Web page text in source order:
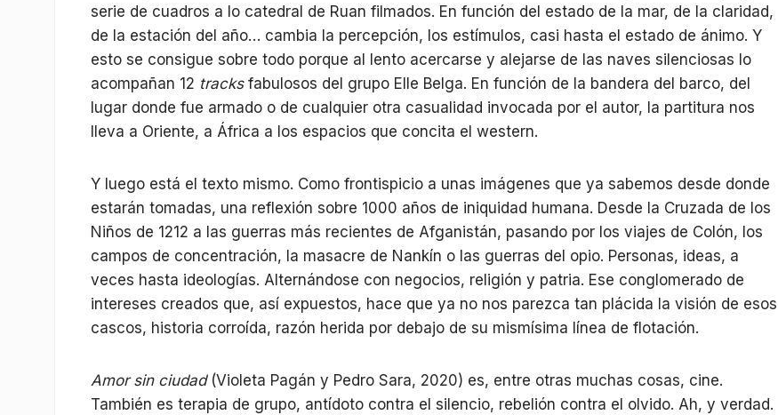
serie de cuadros a lo catedral de Ruan filmados. En función del estado de la mar, de la claridad,
de la estación del año… cambia la percepción, los estímulos, casi hasta el estado de ánimo. Y
esto se consigue sobre todo porque al lento acercarse y alejarse de las naves silenciosas lo
acompañan 12 tracksfabulosos del grupo Elle Belga. En función de la bandera del barco, del
lugar donde fue armado o de cualquier otra casualidad invocada por el autor, la partitura nos
lleva a Oriente, a África a los espacios que concita el western.
Y luego está el texto mismo. Como frontispicio a unas imágenes que ya sabemos desde donde
estarán tomadas, una reflexión sobre 1000 años de iniquidad humana. Desde la Cruzada de los
Niños de 1212 a las guerras más recientes de Afganistán, pasando por los viajes de Colón, los
campos de concentración, la masacre de Nankín o las guerras del opio. Personas, ideas, a
veces hasta ideologías. Alternándose con negocios, religión y patria. Ese conglomerado de
intereses creados que, así expuestos, hace que ya no nos parezca tan plácida la visión de esos
cascos, historia corroída, razón herida por debajo de su mismísima línea de flotación.
Amor sin ciudad(Violeta Pagán y Pedro Sara, 2020) es, entre otras muchas cosas, cine.
También es terapia de grupo, antídoto contra el silencio, rebelión contra el olvido. Ah, y verdad.